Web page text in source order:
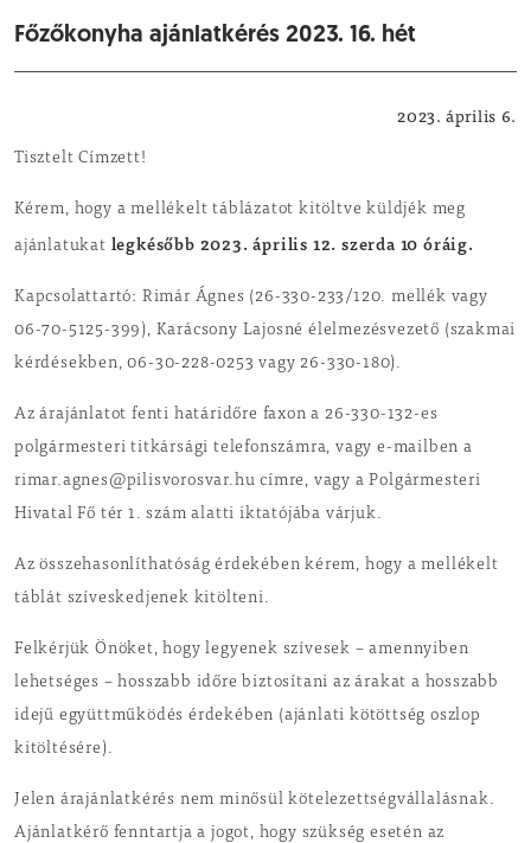
Főzőkonyha ajánlatkérés 2023. 16. hét
2023. április 6.
Tisztelt Címzett!
Kérem, hogy a mellékelt táblázatot kitöltve küldjék meg
ajánlatukat legkésőbb 2023. április 12. szerda 10 óráig.
Kapcsolattartó: Rimár Ágnes (26-330-233/120. mellék vagy
06-70-5125-399), Karácsony Lajosné élelmezésvezető (szakmai
kérdésekben, 06-30-228-0253 vagy 26-330-180).
Az árajánlatot fenti határidőre faxon a 26-330-132-es
polgármesteri titkársági telefonszámra, vagy e-mailben a
rimar.agnes@pilisvorosvar.hu címre, vagy a Polgármesteri
Hivatal Fő tér 1. szám alatti iktatójába várjuk.
Az összehasonlíthatóság érdekében kérem, hogy a mellékelt
táblát szíveskedjenek kitölteni.
Felkérjük Önöket, hogy legyenek szívesek – amennyiben
lehetséges – hosszabb időre biztosítani az árakat a hosszabb
idejű együttműködés érdekében (ajánlati kötöttség oszlop
kitöltésére).
Jelen árajánlatkérés nem minősül kötelezettségvállalásnak.
Ajánlatkérő fenntartja a jogot, hogy szükség esetén az